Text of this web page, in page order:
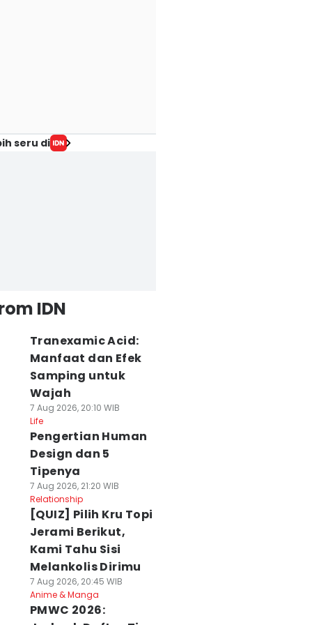
Akhir Ditahan
seru di
IDN
Tranexamic Acid:
Manfaat dan Efek
Samping untuk
Wajah
7 Aug 2026, 20:10 WIB
Life
Pengertian Human
Design dan 5
Tipenya
7 Aug 2026, 21:20 WIB
Relationship
[QUIZ] Pilih Kru Topi
Jerami Berikut,
Kami Tahu Sisi
Melankolis Dirimu
7 Aug 2026, 20:45 WIB
Anime & Manga
PMWC 2026: